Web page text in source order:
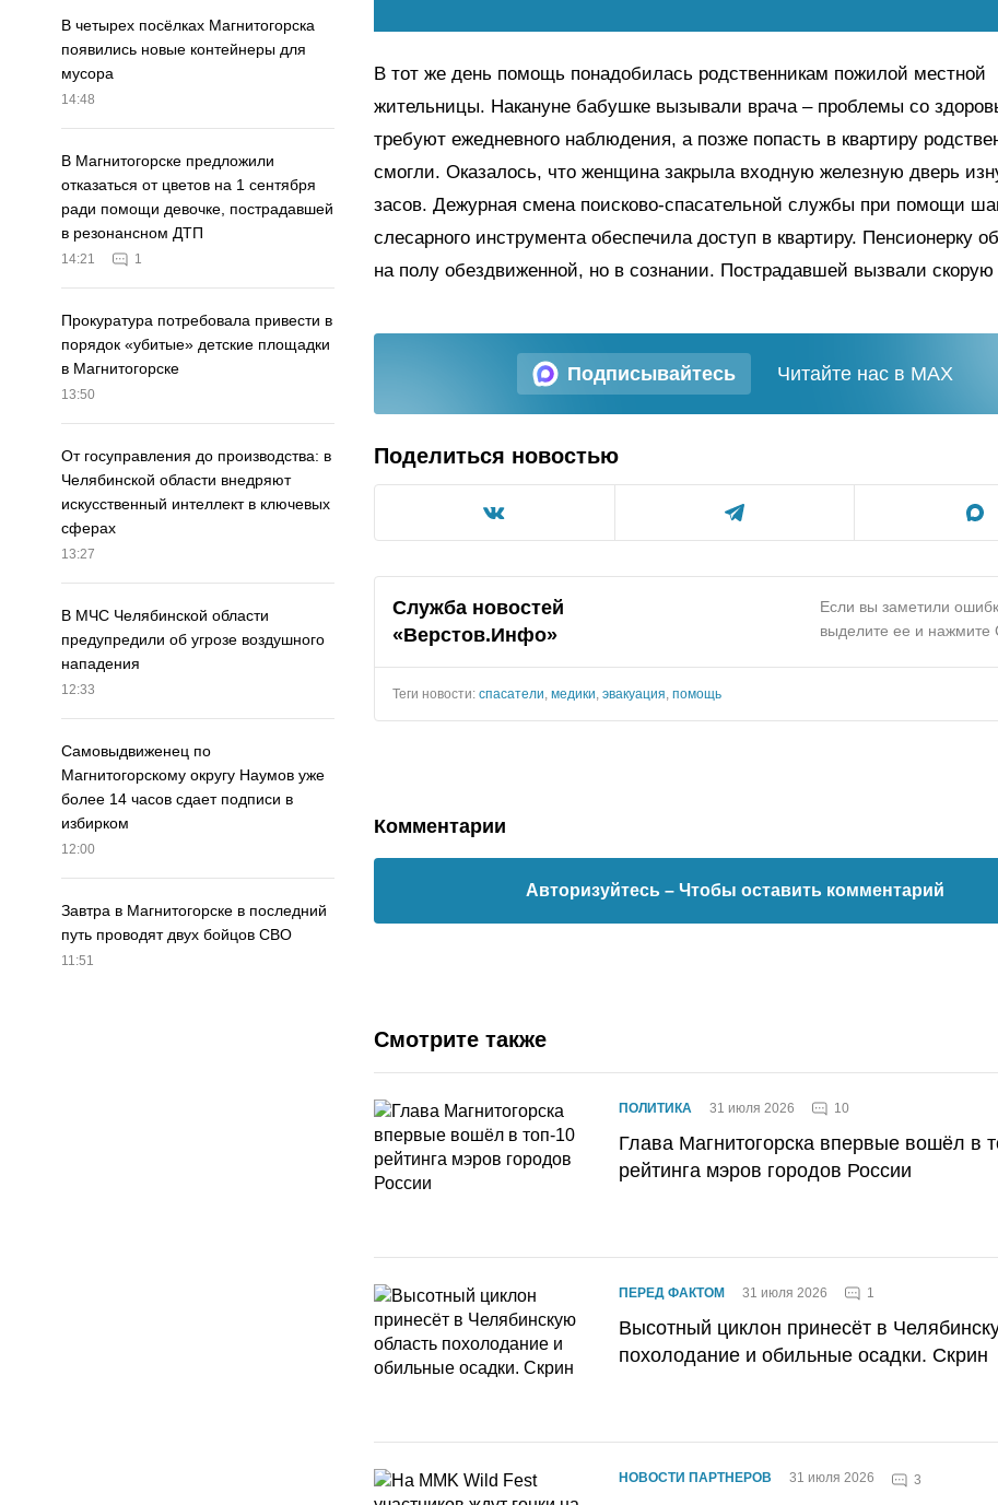
В четырех посёлках Магнитогорска
появились новые контейнеры для
мусора
14:48
В Магнитогорске предложили
отказаться от цветов на 1 сентября
ради помощи девочке, пострадавшей
в резонансном ДТП
14:21 1
Прокуратура потребовала привести в
порядок «убитые» детские площадки
в Магнитогорске
13:50
От госуправления до производства: в
Челябинской области внедряют
искусственный интеллект в ключевых
сферах
13:27
В МЧС Челябинской области
предупредили об угрозе воздушного
нападения
12:33
Самовыдвиженец по
Магнитогорскому округу Наумов уже
более 14 часов сдает подписи в
избирком
12:00
Завтра в Магнитогорске в последний
путь проводят двух бойцов СВО
11:51
В тот же день помощь понадобилась родственникам пожилой местной
жительницы. Накануне бабушке вызывали врача – проблемы со
требуют ежедневного наблюдения, а позже попасть в квартиру
смогли. Оказалось, что женщина закрыла входную железную дверь
засов. Дежурная смена поисково-спасательной службы при помощи
слесарного инструмента обеспечила доступ в квартиру. Пенсионерку
на полу обездвиженной, но в сознании. Пострадавшей вызвали
Подписывайтесь Читайте нас в MAX
Поделиться новостью
Служба новостей
«Верстов.Инфо»
Если вы заметили
выделите ее и нажмите
Теги новости: спасатели, медики, эвакуация, помощь
Комментарии
Авторизуйтесь – Чтобы оставить комментарий
Смотрите также
ПОЛИТИКА 31 июля 2026 10
Глава Магнитогорска впервые вошёл в
рейтинга мэров городов России
ПЕРЕД ФАКТОМ 31 июля 2026 1
Высотный циклон принесёт в
похолодание и обильные осадки. Скрин
НОВОСТИ ПАРТНЕРОВ 31 июля 2026 3